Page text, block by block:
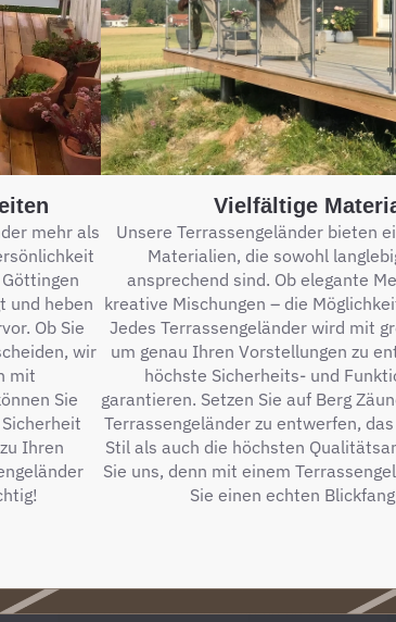
mehr als
und heben
Ob Sie
wir
mit
Sie
Ihren
Vielfältige
Unsere Terrassengeländer bieten
Materialien, die sowohl
ansprechend sind. Ob elegante
kreative Mischungen – die
Jedes Terrassengeländer wird mit
um genau Ihren Vorstellungen zu
höchste Sicherheits- und
garantieren. Setzen Sie auf Berg
Terrassengeländer zu entwerfen,
Stil als auch die höchsten
Sie uns, denn mit einem
Sie einen echten